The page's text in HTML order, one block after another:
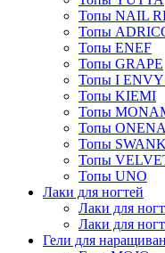
Топы NAIL
Топы
Топы ENEF
Топы GRAPE
Топы I
Топы KIEMI
Топы
Топы
Топы
Топы
Топы UNO
Лаки для ногтей
Лаки для
Лаки для
Гели для